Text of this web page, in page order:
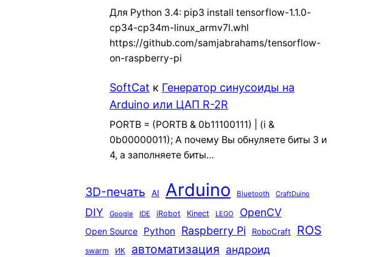
Для Python 3.4: pip3 install tensorflow-1.1.0-
cp34-cp34m-linux_armv7l.whl
https://github.com/samjabrahams/tensorflow-
on-raspberry-pi
SoftCat к Генератор синусоиды на
Arduino или ЦАП R-2R
PORTB = (PORTB & 0b11100111) | (i &
0b00000011); А почему Вы обнуляете биты 3 и
4, а заполняете биты…
3D-печать AI Arduino Bluetooth CraftDuino
DIY Google IDE iRobot Kinect LEGO OpenCV
Open Source Python Raspberry Pi RoboCraft ROS
swarm ИК автоматизация андроид